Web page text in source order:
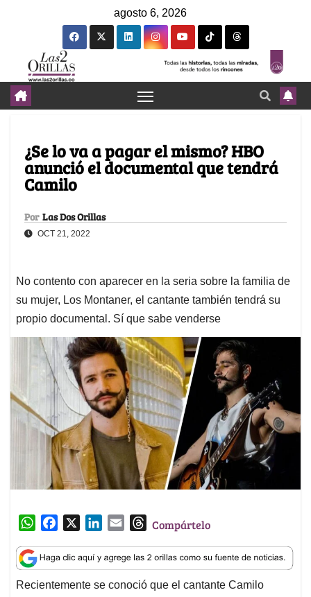
agosto 6, 2026
¿Se lo va a pagar el mismo? HBO
anunció el documental que tendrá
Camilo
Por Las Dos Orillas
OCT 21, 2022
No contento con aparecer en la seria sobre la familia de
su mujer, Los Montaner, el cantante también tendrá su
propio documental. Sí que sabe venderse
W
a
t
s
c
e
b
n
k
e
a
i
l
T
r
e
a
Compártelo
Recientemente se conoció que el cantante Camilo